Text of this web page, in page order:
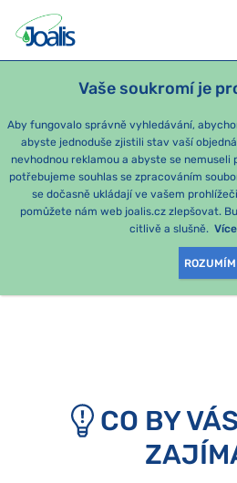
Vaše soukromí je
Aby fungovalo správně vyhledávání,
abyste jednoduše zjistili stav vaší
nevhodnou reklamou a abyste se
potřebujeme souhlas se zpracováním
se dočasně ukládají ve vašem
pomůžete nám web joalis.cz zlepšovat.
citlivě a slušně.
ROZUMÍM
PRODUKTY PODLE OBTÍŽÍ
e-shop Joalis
TATO
CO BY